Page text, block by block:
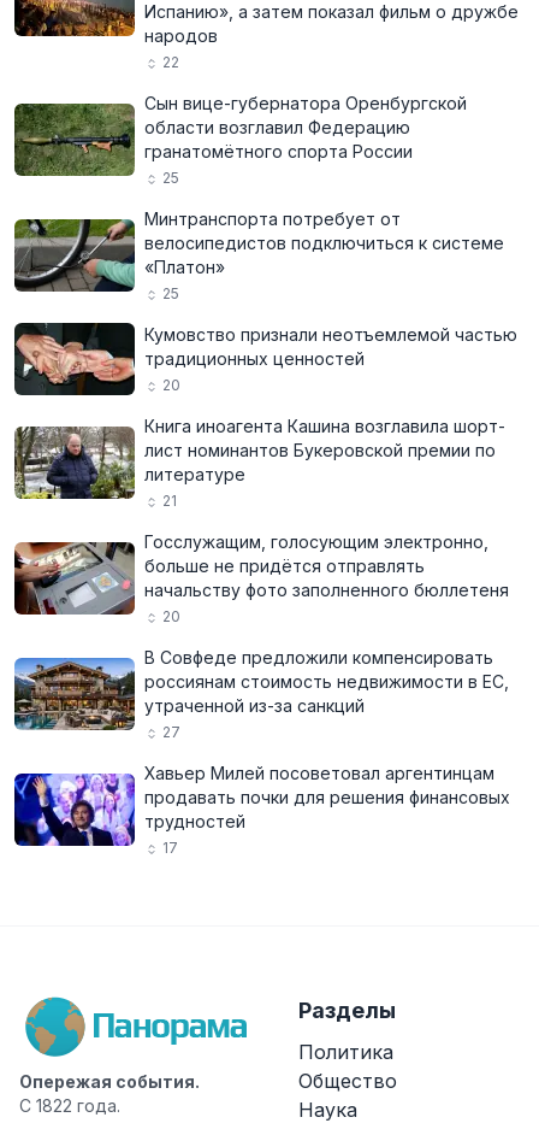
Испанию», а затем показал фильм о дружбе
народов
22
Сын вице-губернатора Оренбургской
области возглавил Федерацию
гранатомётного спорта России
25
Минтранспорта потребует от
велосипедистов подключиться к системе
«Платон»
25
Кумовство признали неотъемлемой частью
традиционных ценностей
20
Книга иноагента Кашина возглавила шорт-
лист номинантов Букеровской премии по
литературе
21
Госслужащим, голосующим электронно,
больше не придётся отправлять
начальству фото заполненного бюллетеня
20
В Совфеде предложили компенсировать
россиянам стоимость недвижимости в ЕС,
утраченной из-за санкций
27
Хавьер Милей посоветовал аргентинцам
продавать почки для решения финансовых
трудностей
17
Опережая события.
С 1822 года.
Разделы
Политика
Общество
Наука